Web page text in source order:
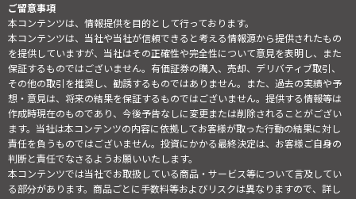
ご留意事項
本コンテンツは、情報提供を目的として行っております。
本コンテンツは、当社や当社が信頼できると考える情報源から提供されたもの
を提供していますが、当社はその正確性や完全性について意見を表明し、また
保証するものではございません。有価証券の購入、売却、デリバティブ取引、
その他の取引を推奨し、勧誘するものではありません。また、過去の実績や予
想・意見は、将来の結果を保証するものではございません。提供する情報等は
作成時現在のものであり、今後予告なしに変更または削除されることがござい
ます。当社は本コンテンツの内容に依拠してお客様が取った行動の結果に対し
責任を負うものではございません。投資にかかる最終決定は、お客様ご自身の
判断と責任でなさるようお願いいたします。
本コンテンツでは当社でお取扱している商品・サービス等について言及してい
る部分があります。商品ごとに手数料等およびリスクは異なりますので、詳し